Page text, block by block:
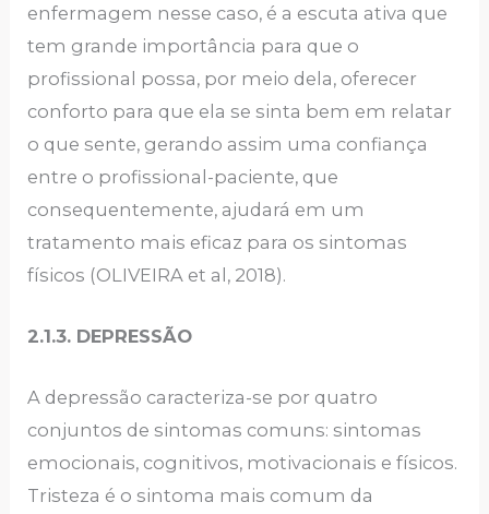
enfermagem nesse caso, é a escuta ativa que
tem grande importância para que o
profissional possa, por meio dela, oferecer
conforto para que ela se sinta bem em relatar
o que sente, gerando assim uma confiança
entre o profissional-paciente, que
consequentemente, ajudará em um
tratamento mais eficaz para os sintomas
físicos (OLIVEIRA et al, 2018).
2.1.3. DEPRESSÃO
A depressão caracteriza-se por quatro
conjuntos de sintomas comuns: sintomas
emocionais, cognitivos, motivacionais e físicos.
Tristeza é o sintoma mais comum da